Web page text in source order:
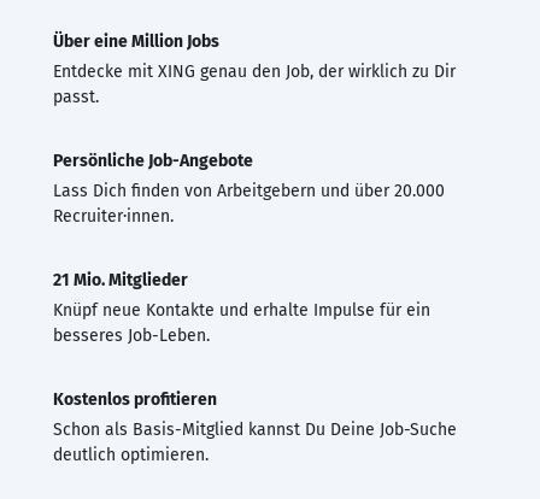
Über eine Million Jobs
Entdecke mit XING genau den Job, der wirklich zu Dir
passt.
Persönliche Job-Angebote
Lass Dich finden von Arbeitgebern und über 20.000
Recruiter·innen.
21 Mio. Mitglieder
Knüpf neue Kontakte und erhalte Impulse für ein
besseres Job-Leben.
Kostenlos profitieren
Schon als Basis-Mitglied kannst Du Deine Job-Suche
deutlich optimieren.